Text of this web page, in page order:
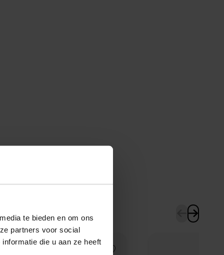
te bieden en om ons
partners voor social
die u aan ze heeft
Add to Wishlist